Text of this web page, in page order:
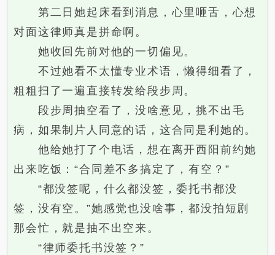
第二日她起床看到消息，心里咂舌，心想
对面这律师真是拼命啊。
她收回先前对他的一切偏见。
不过她看不太懂专业术语，懒得细看了，
粗粗扫了一遍直接转发给段步周。
段步周抽空看了，没啥意见，挑不出毛
病，如果制片人同意的话，这合同是利她的。
他给她打了个电话，想在离开西阳前约她
出来吃饭：“合同差不多搞定了，有空？”
“都没签呢，什么都没签，委托书都没
签，没有空。”她感觉也没啥事，都没拍短剧
那会忙，就是抽不出空来。
“律师委托书没签？”